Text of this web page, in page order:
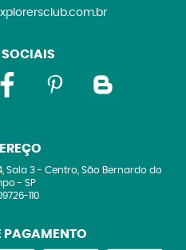
SOCIAIS
Sala 3- Centro, São Bernardo do
- SP
110
PAGAMENTO